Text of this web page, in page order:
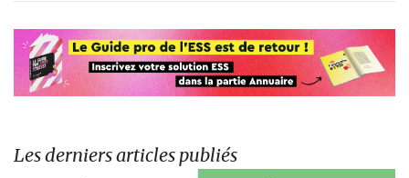
Les derniers articles publiés